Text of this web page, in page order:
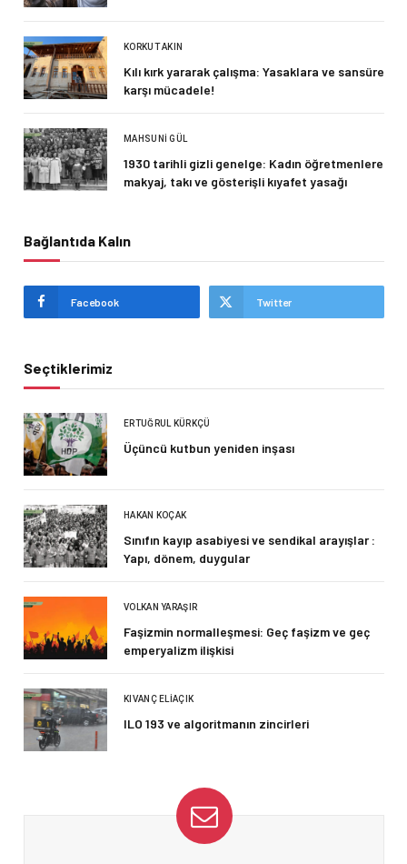
KORKUT AKIN
Kılı kırk yararak çalışma: Yasaklara ve sansüre
karşı mücadele!
MAHSUNI GÜL
1930 tarihli gizli genelge: Kadın öğretmenlere
makyaj, takı ve gösterişli kıyafet yasağı
Bağlantıda Kalın
Facebook Twitter
Seçtiklerimiz
ERTUĞRUL KÜRKÇÜ
Üçüncü kutbun yeniden inşası
HAKAN KOÇAK
Sınıfın kayıp asabiyesi ve sendikal arayışlar :
Yapı, dönem, duygular
VOLKAN YARAŞIR
Faşizmin normalleşmesi: Geç faşizm ve geç
emperyalizm ilişkisi
KIVANÇ ELIAÇIK
ILO 193 ve algoritmanın zincirleri